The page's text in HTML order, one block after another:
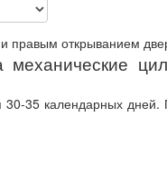
правым открыванием
механические
30-35 календарных